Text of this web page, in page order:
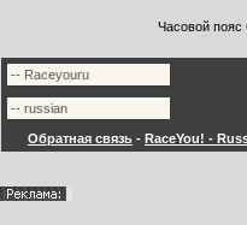
Часовой пояс
Обратная связь - RaceYou! -